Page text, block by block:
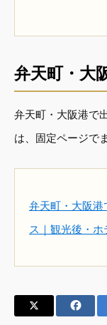
弁天町・大
弁天町・大阪港で
は、固定ページで
弁天町・大阪
ス｜観光後・